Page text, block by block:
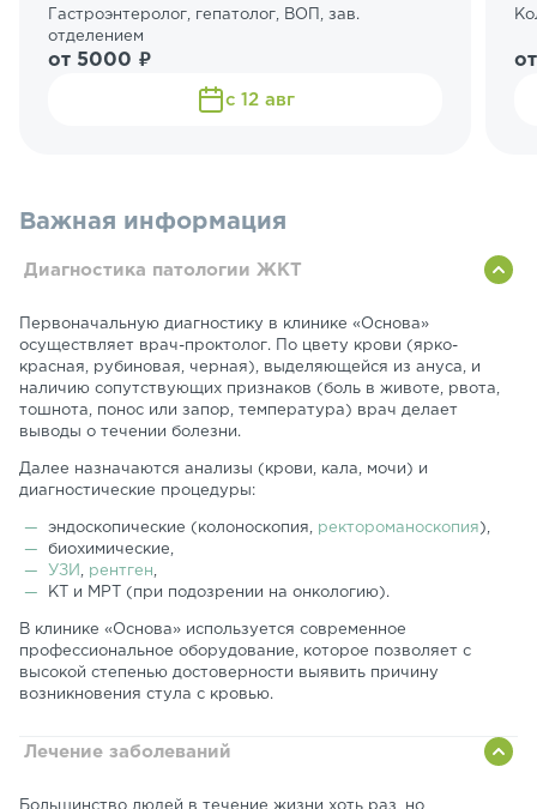
Гастроэнтеролог, гепатолог, ВОП, зав.
отделением
от 5000 ₽
с 12 авг
Важная информация
Диагностика патологии ЖКТ
Первоначальную диагностику в клинике «Основа»
осуществляет врач-проктолог. По цвету крови (ярко-
красная, рубиновая, черная), выделяющейся из ануса, и
наличию сопутствующих признаков (боль в животе, рвота,
тошнота, понос или запор, температура) врач делает
выводы о течении болезни.
Далее назначаются анализы (крови, кала, мочи) и
диагностические процедуры:
эндоскопические (колоноскопия, ректороманоскопия),
биохимические,
УЗИ
рентген
КТ и МРТ (при подозрении на онкологию).
В клинике «Основа» используется современное
профессиональное оборудование, которое позволяет с
высокой степенью достоверности выявить причину
возникновения стула с кровью.
Лечение заболеваний
Большинство людей в течение жизни хоть раз, но